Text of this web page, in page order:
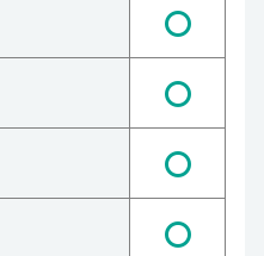
〇
〇
〇
〇